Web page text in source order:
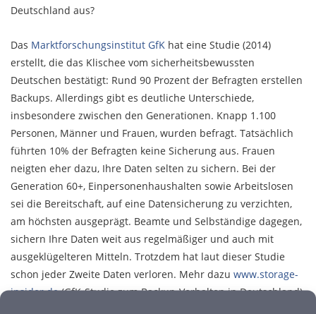
Deutschland aus?
Das Marktforschungsinstitut GfK hat eine Studie (2014)
erstellt, die das Klischee vom sicherheitsbewussten
Deutschen bestätigt: Rund 90 Prozent der Befragten erstellen
Backups. Allerdings gibt es deutliche Unterschiede,
insbesondere zwischen den Generationen. Knapp 1.100
Personen, Männer und Frauen, wurden befragt. Tatsächlich
führten 10% der Befragten keine Sicherung aus. Frauen
neigten eher dazu, Ihre Daten selten zu sichern. Bei der
Generation 60+, Einpersonenhaushalten sowie Arbeitslosen
sei die Bereitschaft, auf eine Datensicherung zu verzichten,
am höchsten ausgeprägt. Beamte und Selbständige dagegen,
sichern Ihre Daten weit aus regelmäßiger und auch mit
ausgeklügelteren Mitteln. Trotzdem hat laut dieser Studie
schon jeder Zweite Daten verloren. Mehr dazu www.storage-
insider.de(GfK-Studie zum Backup-Verhalten in Deutschland).